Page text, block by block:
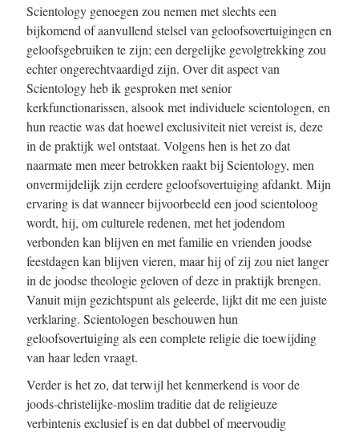
Scientology genoegen zou nemen met slechts een
bijkomend of aanvullend stelsel van geloofsovertuigingen en
geloofsgebruiken te zijn; een dergelijke gevolgtrekking zou
echter ongerechtvaardigd zijn. Over dit aspect van
Scientology heb ik gesproken met senior
kerkfunctionarissen, alsook met individuele scientologen, en
hun reactie was dat hoewel exclusiviteit niet vereist is, deze
in de praktijk wel ontstaat. Volgens hen is het zo dat
naarmate men meer betrokken raakt bij Scientology, men
onvermijdelijk zijn eerdere geloofsovertuiging afdankt. Mijn
ervaring is dat wanneer bijvoorbeeld een jood scientoloog
wordt, hij, om culturele redenen, met het jodendom
verbonden kan blijven en met familie en vrienden joodse
feestdagen kan blijven vieren, maar hij of zij zou niet langer
in de joodse theologie geloven of deze in praktijk brengen.
Vanuit mijn gezichtspunt als geleerde, lijkt dit me een juiste
verklaring. Scientologen beschouwen hun
geloofsovertuiging als een complete religie die toewijding
van haar leden vraagt.
Verder is het zo, dat terwijl het kenmerkend is voor de
joods-christelijke-moslim traditie dat de religieuze
verbintenis exclusief is en dat dubbel of meervoudig